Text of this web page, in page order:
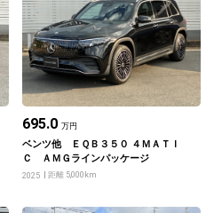
695.0 万円
ベンツ他 ＥＱＢ３５０ ４ＭＡＴＩ
Ｃ ＡＭＧラインパッケージ
2025 距離 5,000km